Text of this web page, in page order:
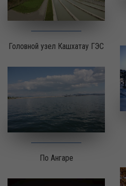
Головной узел Кашхатау ГЭС
По Ангаре